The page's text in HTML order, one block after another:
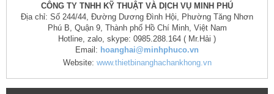
CÔNG TY TNHH KỸ THUẬT VÀ DỊCH VỤ MINH PHÚ
Địa chỉ: Số 244/44, Đường Dương Đình Hội, Phường Tăng Nhơn
Phú B, Quận 9, Thành phố Hồ Chí Minh, Việt Nam
Hotline, zalo, skype: 0985.288.164 ( Mr.Hải )
Email: hoanghai@minhphuco.vn
Website: www.thietbinanghachankhong.vn